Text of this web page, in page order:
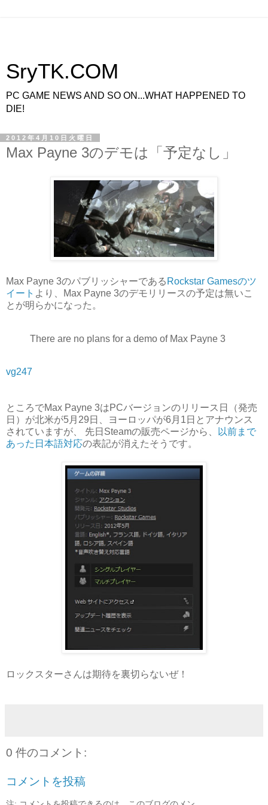
SryTK.COM
PC GAME NEWS AND SO ON...WHAT HAPPENED TO
DIE!
2012年4月10日火曜日
Max Payne 3のデモは「予定なし」
Max Payne 3のパブリッシャーである Rockstar Gamesのツ
イート より、Max Payne 3のデモリリースの予定は無いこ
とが明らかになった。
There are no plans for a demo of Max Payne 3
vg247
ところでMax Payne 3はPCバージョンのリリース日（発売
日）が北米が5月29日、ヨーロッパが6月1日とアナウンス
されていますが、 先日Steamの販売ページから、 以前まで
あった日本語対応の表記が消えたそうです。
ロックスターさんは期待を裏切らないぜ！
0 件のコメント:
コメントを投稿